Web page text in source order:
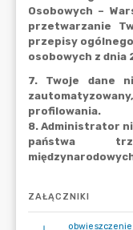
ZAŁĄCZNIKI